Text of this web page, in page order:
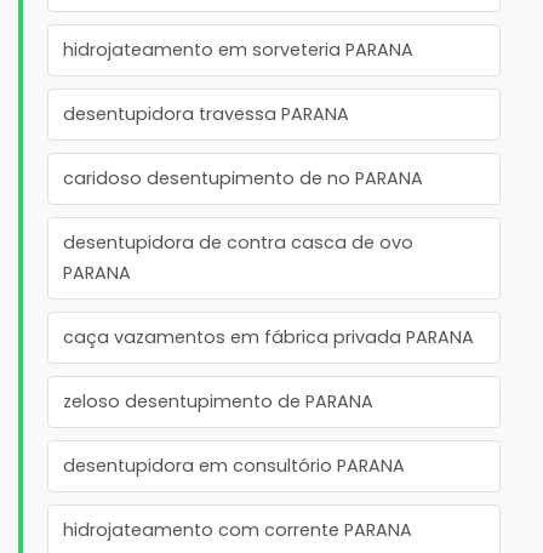
hidrojateamento em sorveteria PARANA
desentupidora travessa PARANA
caridoso desentupimento de no PARANA
desentupidora de contra casca de ovo
PARANA
caça vazamentos em fábrica privada PARANA
zeloso desentupimento de PARANA
desentupidora em consultório PARANA
hidrojateamento com corrente PARANA